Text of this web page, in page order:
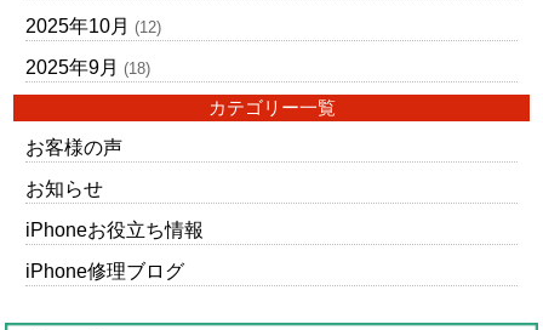
2025年10月 (12)
2025年9月 (18)
カテゴリー一覧
お客様の声
お知らせ
iPhoneお役立ち情報
iPhone修理ブログ